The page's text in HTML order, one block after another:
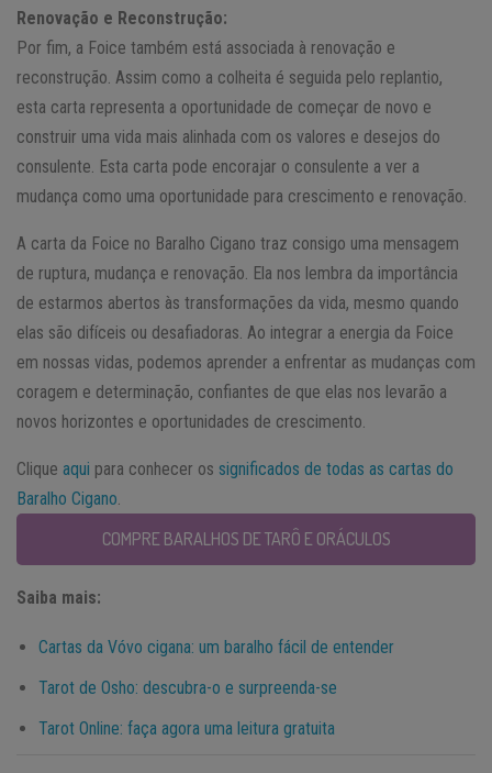
Renovação e Reconstrução:
Por fim, a Foice também está associada à renovação e
reconstrução. Assim como a colheita é seguida pelo replantio,
esta carta representa a oportunidade de começar de novo e
construir uma vida mais alinhada com os valores e desejos do
consulente. Esta carta pode encorajar o consulente a ver a
mudança como uma oportunidade para crescimento e renovação.
A carta da Foice no Baralho Cigano traz consigo uma mensagem
de ruptura, mudança e renovação. Ela nos lembra da importância
de estarmos abertos às transformações da vida, mesmo quando
elas são difíceis ou desafiadoras. Ao integrar a energia da Foice
em nossas vidas, podemos aprender a enfrentar as mudanças com
coragem e determinação, confiantes de que elas nos levarão a
novos horizontes e oportunidades de crescimento.
Clique aqui para conhecer os significados de todas as cartas do
Baralho Cigano
COMPRE BARALHOS DE TARÔ E ORÁCULOS
Saiba mais:
Cartas da Vóvo cigana: um baralho fácil de entender
Tarot de Osho: descubra-o e surpreenda-se
Tarot Online: faça agora uma leitura gratuita